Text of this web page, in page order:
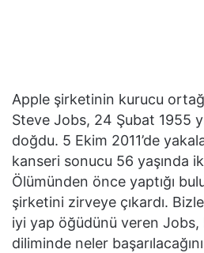
Apple şirketinin kurucu
Steve Jobs, 24 Şubat 1955
doğdu. 5 Ekim 2011’de
kanseri sonucu 56 yaşında
Ölümünden önce yaptığı
şirketini zirveye çıkardı.
iyi yap öğüdünü veren Jobs,
diliminde neler başarılacağını